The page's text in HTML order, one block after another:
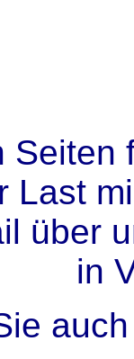
Seiten
Last
über
in